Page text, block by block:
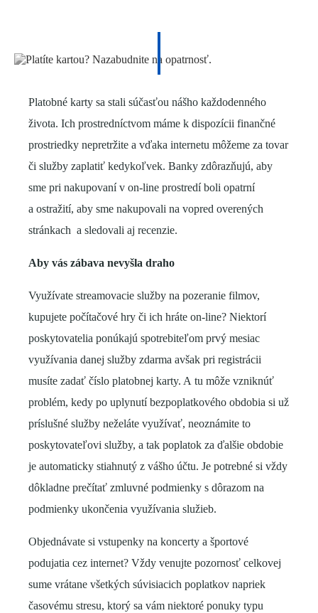
Platobné karty sa stali súčasťou nášho každodenného
života. Ich prostredníctvom máme k dispozícii finančné
prostriedky nepretržite a vďaka internetu môžeme za tovar
či služby zaplatiť kedykoľvek. Banky zdôrazňujú, aby
sme pri nakupovaní v on-line prostredí boli opatrní
a ostražití, aby sme nakupovali na vopred overených
stránkach a sledovali aj recenzie.
Aby vás zábava nevyšla draho
Využívate streamovacie služby na pozeranie filmov,
kupujete počítačové hry či ich hráte on-line? Niektorí
poskytovatelia ponúkajú spotrebiteľom prvý mesiac
využívania danej služby zdarma avšak pri registrácii
musíte zadať číslo platobnej karty. A tu môže vzniknúť
problém, kedy po uplynutí bezpoplatkového obdobia si už
príslušné služby neželáte využívať, neoznámite to
poskytovateľovi služby, a tak poplatok za ďalšie obdobie
je automaticky stiahnutý z vášho účtu. Je potrebné si vždy
dôkladne prečítať zmluvné podmienky s dôrazom na
podmienky ukončenia využívania služieb.
Objednávate si vstupenky na koncerty a športové
podujatia cez internet? Vždy venujte pozornosť celkovej
sume vrátane všetkých súvisiacich poplatkov napriek
časovému stresu, ktorý sa vám niektoré ponuky typu